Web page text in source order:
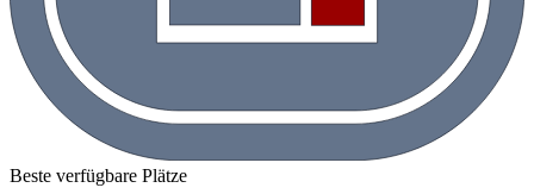
Beste verfügbare Plätze